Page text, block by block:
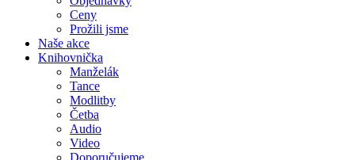
Ceny
Prožili jsme
Naše akce
Knihov­nička
Manželák
Tance
Modlitby
Četba
Audio
Video
Doporu­čujeme